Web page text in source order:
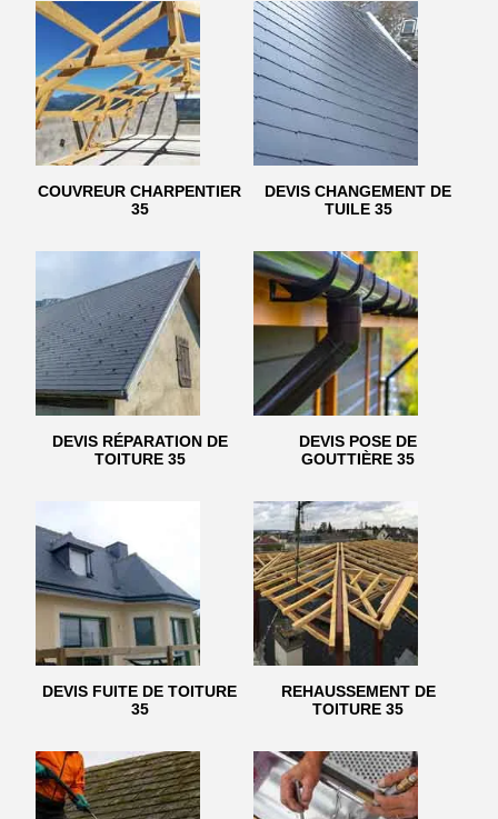
COUVREUR CHARPENTIER
35
DEVIS CHANGEMENT DE
TUILE 35
DEVIS RÉPARATION DE
TOITURE 35
DEVIS POSE DE
GOUTTIÈRE 35
DEVIS FUITE DE TOITURE
35
REHAUSSEMENT DE
TOITURE 35